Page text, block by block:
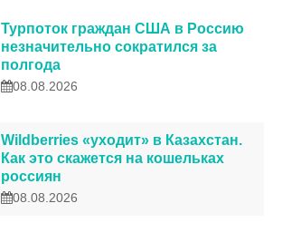
Турпоток граждан США в Россию
незначительно сократился за
полгода
08.08.2026
Wildberries «уходит» в Казахстан.
Как это скажется на кошельках
россиян
08.08.2026